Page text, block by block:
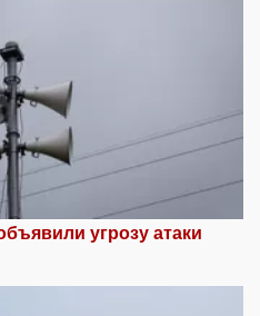
угрозу атаки